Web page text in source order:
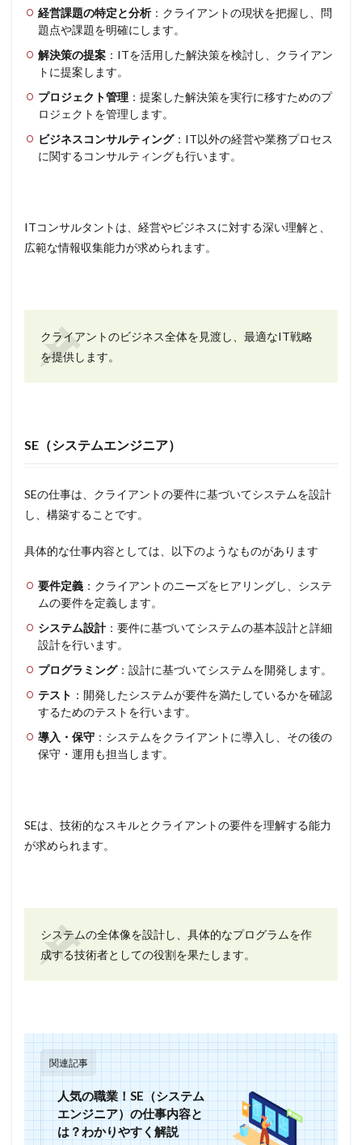
経営課題の特定と分析：クライアントの現状を把握し、問
題点や課題を明確にします。
解決策の提案 ：ITを活用した解決策を検討し、クライアン
トに提案します。
プロジェクト管理 ：提案した解決策を実行に移すためのプ
ロジェクトを管理します。
ビジネスコンサルティング：IT以外の経営や業務プロセス
に関するコンサルティングも行います。
ITコンサルタントは、経営やビジネスに対する深い理解と、
広範な情報収集能力が求められます。
クライアントのビジネス全体を見渡し、最適なIT戦略
を提供します。
SE（システムエンジニア）
SEの仕事は、クライアントの要件に基づいてシステムを設計
し、構築することです。
具体的な仕事内容としては、以下のようなものがあります
要件定義 ：クライアントのニーズをヒアリングし、システ
ムの要件を定義します。
システム設計：要件に基づいてシステムの基本設計と詳細
設計を行います。
プログラミング：設計に基づいてシステムを開発します。
テスト ：開発したシステムが要件を満たしているかを確認
するためのテストを行います。
導入・保守 ：システムをクライアントに導入し、その後の
保守・運用も担当します。
SEは、技術的なスキルとクライアントの要件を理解する能力
が求められます。
システムの全体像を設計し、具体的なプログラムを作
成する技術者としての役割を果たします。
関連記事
人気の職業！SE（システム
エンジニア）の仕事内容と
は？わかりやすく解説